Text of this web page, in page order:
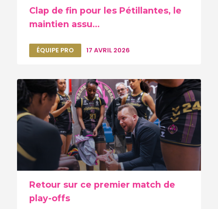
Clap de fin pour les Pétillantes, le
maintien assu...
ÉQUIPE PRO 17 AVRIL 2026
Retour sur ce premier match de
play-offs